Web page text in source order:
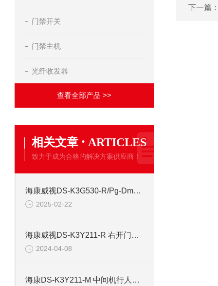
门禁开关
门禁主机
光纤收发器
查看全部产品 >>
相关文章 · ARTICLES
致力于成为合格的解决方案供应商！
海康威视DS-K3G530-R/Pg-Dm55 全自动三辊闸道闸
2025-02-22
海康威视DS-K3Y211-R 右开门小区行人出入道闸
2024-04-08
海康DS-K3Y211-M 中间机行人出入道闸
下一篇